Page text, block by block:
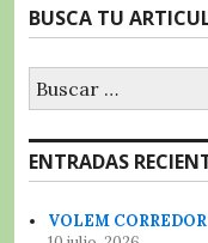
BUSCA TU
ENTRADAS
VOLEM